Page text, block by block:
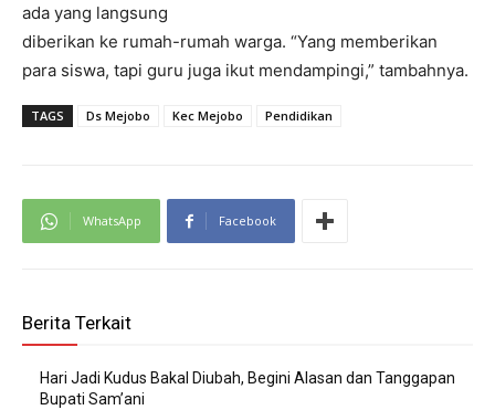
ada yang langsung
diberikan ke rumah-rumah warga. “Yang memberikan
para siswa, tapi guru juga ikut mendampingi,” tambahnya.
TAGS Ds Mejobo Kec Mejobo Pendidikan
WhatsApp Facebook
Berita Terkait
Hari Jadi Kudus Bakal Diubah, Begini Alasan dan Tanggapan
Bupati Sam’ani